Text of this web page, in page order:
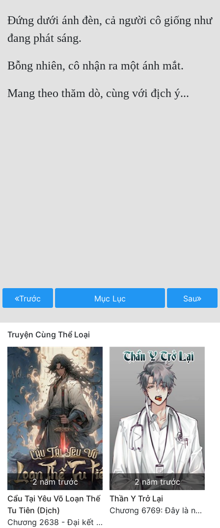
Đứng dưới ánh đèn, cả người cô giống như
Trước Mục Lục Sau
Truyện Cùng Thể Loại
2 năm trước
Cẩu Tại Yêu Võ Loạn Thế
Tu Tiên (Dịch)
Chương 2638 - Đại kết cục (3)
2 năm trước
Thần Y Trở Lại
Chương 6769: Đây là nơi nào?